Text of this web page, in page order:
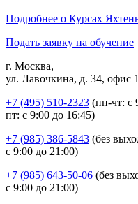
Подробнее о Курсах
Подать заявку на обучение
г. Москва,
ул. Лавочкина, д. 34, офис 1
+7 (495) 510-2323 (пн-чт: с
пт: с 9:00 до 16:45)
+7 (985) 386-5843 (без
с 9:00 до 21:00)
+7 (985) 643-50-06 (без
с 9:00 до 21:00)